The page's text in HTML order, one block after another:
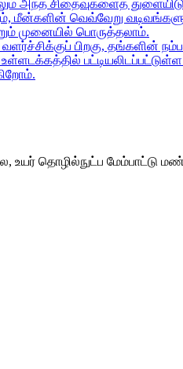
சிதைவுகளைத்
மீன்களின் வெவ்வேறு
முனையில் பொருத்தலாம்.
பிறகு,
தொழில்நுட்ப மேம்பாட்டு